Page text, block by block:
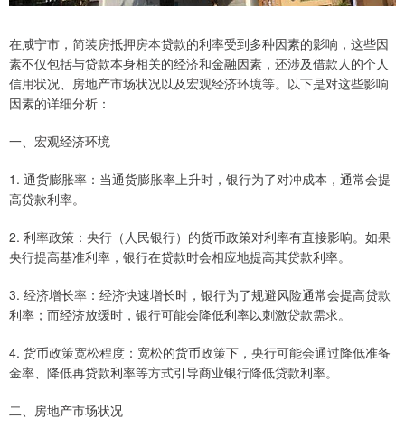
在咸宁市，简装房抵押房本贷款的利率受到多种因素的影响，这些因
素不仅包括与贷款本身相关的经济和金融因素，还涉及借款人的个人
信用状况、房地产市场状况以及宏观经济环境等。以下是对这些影响
因素的详细分析：
一、宏观经济环境
1. 通货膨胀率：当通货膨胀率上升时，银行为了对冲成本，通常会提
高贷款利率。
2. 利率政策：央行（人民银行）的货币政策对利率有直接影响。如果
央行提高基准利率，银行在贷款时会相应地提高其贷款利率。
3. 经济增长率：经济快速增长时，银行为了规避风险通常会提高贷款
利率；而经济放缓时，银行可能会降低利率以刺激贷款需求。
4. 货币政策宽松程度：宽松的货币政策下，央行可能会通过降低准备
金率、降低再贷款利率等方式引导商业银行降低贷款利率。
二、房地产市场状况